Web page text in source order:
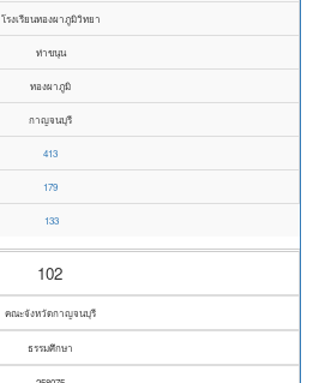
โรงเรียนทองผาภูมิวิทยา
ท่าขนุน
ทองผาภูมิ
กาญจนบุรี
413
179
133
102
คณะจังหวัดกาญจนบุรี
ธรรมศึกษา